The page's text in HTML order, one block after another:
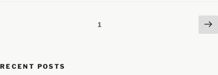
1
RECENT POSTS